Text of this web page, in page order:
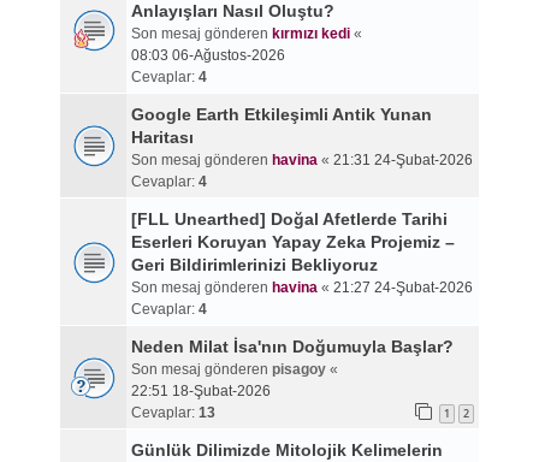
Anlayışları Nasıl Oluştu?
Son mesaj gönderen kırmızı kedi«
08:03 06-Ağustos-2026
Cevaplar: 4
Google Earth Etkileşimli Antik Yunan
Haritası
Son mesaj gönderen havina« 21:31 24-Şubat-2026
Cevaplar: 4
[FLL Unearthed] Doğal Afetlerde Tarihi
Eserleri Koruyan Yapay Zeka Projemiz –
Geri Bildirimlerinizi Bekliyoruz
Son mesaj gönderen havina« 21:27 24-Şubat-2026
Cevaplar: 4
Neden Milat İsa'nın Doğumuyla Başlar?
Son mesaj gönderen pisagoy«
22:51 18-Şubat-2026
Cevaplar: 13 1 2
Günlük Dilimizde Mitolojik Kelimelerin